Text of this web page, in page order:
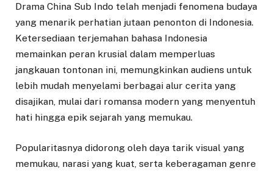
Drama China Sub Indo telah menjadi fenomena budaya
yang menarik perhatian jutaan penonton di Indonesia.
Ketersediaan terjemahan bahasa Indonesia
memainkan peran krusial dalam memperluas
jangkauan tontonan ini, memungkinkan audiens untuk
lebih mudah menyelami berbagai alur cerita yang
disajikan, mulai dari romansa modern yang menyentuh
hati hingga epik sejarah yang memukau.
Popularitasnya didorong oleh daya tarik visual yang
memukau, narasi yang kuat, serta keberagaman genre